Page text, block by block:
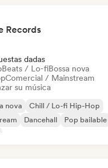
Records
dadas
Beats / Lo-fiBossa nova
Comercial / Mainstream
su música
nova
Chill / Lo-fi Hip-Hop
Dancehall
Pop bailable